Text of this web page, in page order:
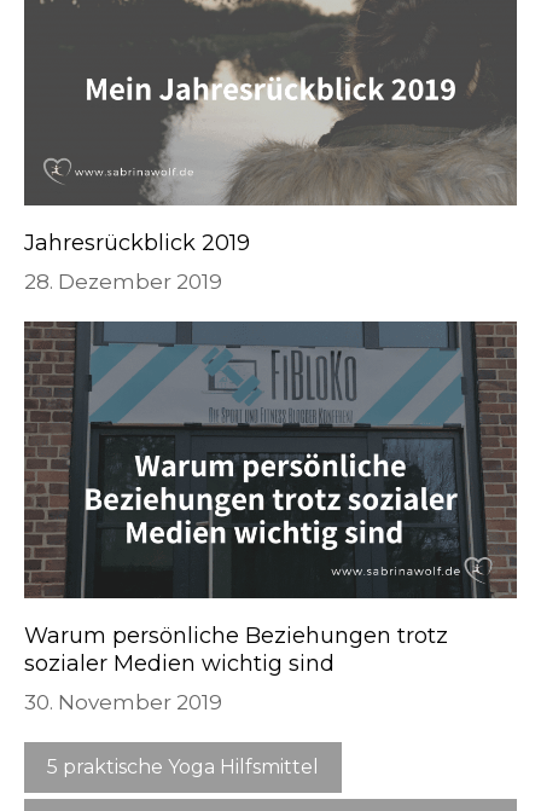
Jahresrückblick 2019
28. Dezember 2019
Warum persönliche Beziehungen trotz
sozialer Medien wichtig sind
30. November 2019
5 praktische Yoga Hilfsmittel